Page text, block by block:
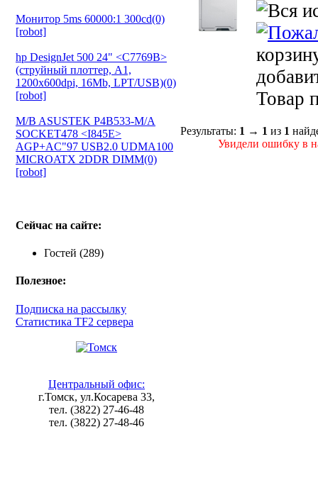
Монитор 5ms 60000:1 300cd(0)
[robot]
hp DesignJet 500 24" <C7769B>
(струйный плоттер, A1,
1200х600dpi, 16Mb, LPT/USB)(0)
[robot]
M/B ASUSTEK P4B533-M/A
SOCKET478 <I845E>
AGP+AC"97 USB2.0 UDMA100
MICROATX 2DDR DIMM(0)
[robot]
Сейчас на сайте:
Гостей (289)
Полезное:
Подписка на рассылку
Статистика TF2 сервера
Центральный офис:
г.Томск, ул.Косарева 33,
тел. (3822) 27-46-48
тел. (3822) 27-48-46
Товар
Результаты: 1 → 1 из 1
Увидели ошибку в